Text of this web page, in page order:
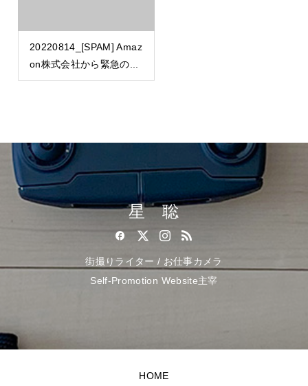
20220814_[SPAM] Amaz
on株式会社から緊急の...
星 聡
街撮りライター / お仕事カメラ
Self-Promotion Website主宰
HOME